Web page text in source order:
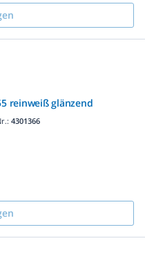
reinweiß glänzend
4301366